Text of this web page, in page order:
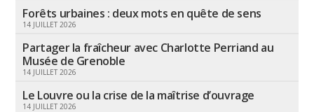
Forêts urbaines : deux mots en quête de sens
14 JUILLET 2026
Partager la fraîcheur avec Charlotte Perriand au
Musée de Grenoble
14 JUILLET 2026
Le Louvre ou la crise de la maîtrise d’ouvrage
14 JUILLET 2026